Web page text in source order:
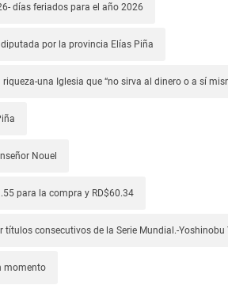
días feriados para el año 2026
diputada por la provincia Elías Piña
una Iglesia que “no sirva al dinero o a sí
Nouel
para la compra y RD$60.34
títulos consecutivos de la Serie Mundial.-
momento